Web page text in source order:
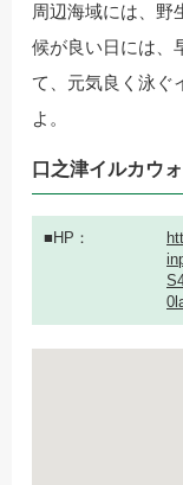
周辺海域には、野
候が良い日には、
て、元気良く泳ぐ
よ。
口之津イルカウ
HP